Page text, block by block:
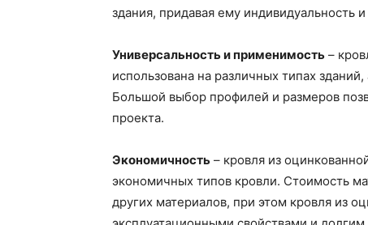
здания, придавая ему индивидуальность и
Универсальность и применимость –
использована на различных типах
Большой выбор профилей и размеров
проекта.
Экономичность – кровля из
экономичных типов кровли. Стоимость
других материалов, при этом кровля из